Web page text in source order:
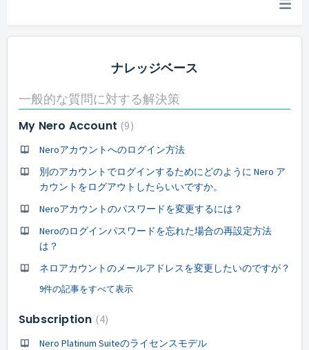
ナレッジベース
一般的な質問に対する解決策
My Nero Account 9
Neroアカウントへのログイン方法
別のアカウントでログインするためにどのように Nero ア
カウントをログアウトしたらいいですか。
Neroアカウントのパスワードを変更するには？
Neroのログインパスワードを忘れた場合の再設定方法
は？
ネロアカウントのメールアドレスを変更したいのですが？
9件の記事をすべて表示
Subscription 4
Nero Platinum Suiteのライセンスモデル